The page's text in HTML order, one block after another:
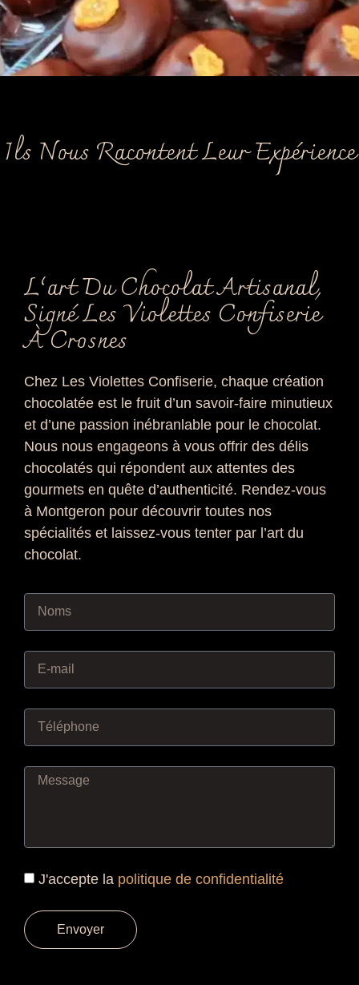
Ils Nous Racontent Leur Expérience
L’art Du Chocolat Artisanal,
Signé Les Violettes Confiserie
À Crosnes
Chez Les Violettes Confiserie, chaque création
chocolatée est le fruit d’un savoir-faire minutieux
et d’une passion inébranlable pour le chocolat.
Nous nous engageons à vous offrir des délis
chocolatés qui répondent aux attentes des
gourmets en quête d’authenticité. Rendez-vous
à Montgeron pour découvrir toutes nos
spécialités et laissez-vous tenter par l’art du
chocolat.
J'accepte la politique de confidentialité
Envoyer